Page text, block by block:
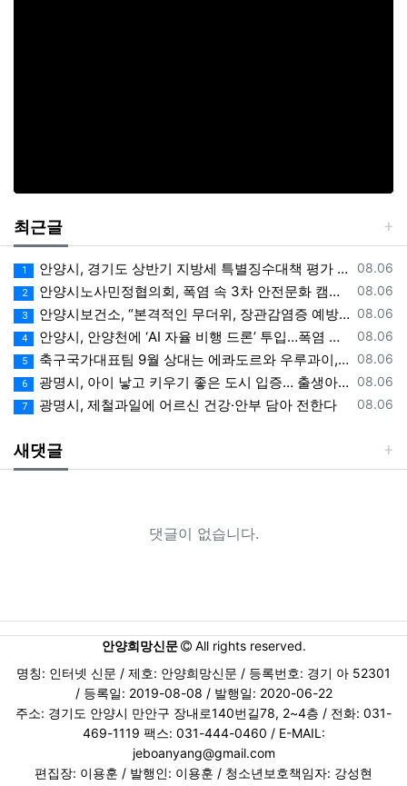
최근글
등록일
08.06
1 안양시, 경기도 상반기 지방세 특별징수대책 평가 ‘우수상’
등록일
08.06
2 안양시노사민정협의회, 폭염 속 3차 안전문화 캠페인 전개
등록일
08.06
3 안양시보건소, “본격적인 무더위, 장관감염증 예방에 각별한 주의 필요”
등록일
08.06
4 안양시, 안양천에 ‘AI 자율 비행 드론’ 투입…폭염 속 온열 질환 예방 계도
등록일
08.06
5 축구국가대표팀 9월 상대는 에콰도르와 우루과이, 9.10월 A매치 4연전 상대 모두 확정
등록일
08.06
6 광명시, 아이 낳고 키우기 좋은 도시 입증… 출생아 증가율 경기도 1위
등록일
08.06
7 광명시, 제철과일에 어르신 건강·안부 담아 전한다
새댓글
댓글이 없습니다.
안양희망신문
All rights reserved.
명칭: 인터넷 신문 / 제호: 안양희망신문 / 등록번호: 경기 아 52301
/ 등록일: 2019-08-08 / 발행일: 2020-06-22
주소: 경기도 안양시 만안구 장내로140번길78, 2~4층 / 전화: 031-
469-1119 팩스: 031-444-0460 / E-MAIL:
jeboanyang@gmail.com
편집장: 이용훈 / 발행인: 이용훈 / 청소년보호책임자: 강성현